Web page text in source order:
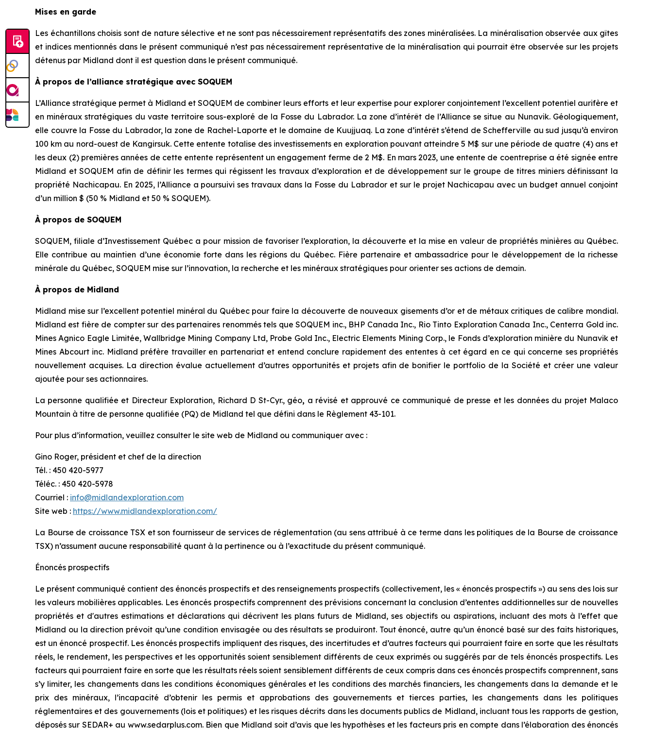
Mises en garde
Les échantillons choisis sont de nature sélective et ne sont pas nécessairement représentatifs des zones minéralisées. La minéralisation observée aux gîtes
et indices mentionnés dans le présent communiqué n’est pas nécessairement représentative de la minéralisation qui pourrait être observée sur les projets
détenus par Midland dont il est question dans le présent communiqué.
À propos de l’alliance stratégique avec SOQUEM
L’Alliance stratégique permet à Midland et SOQUEM de combiner leurs efforts et leur expertise pour explorer conjointement l’excellent potentiel aurifère et
en minéraux stratégiques du vaste territoire sous-exploré de la Fosse du Labrador. La zone d’intérêt de l’Alliance se situe au Nunavik. Géologiquement,
elle couvre la Fosse du Labrador, la zone de Rachel-Laporte et le domaine de Kuujjuaq. La zone d’intérêt s’étend de Schefferville au sud jusqu’à environ
100 km au nord-ouest de Kangirsuk. Cette entente totalise des investissements en exploration pouvant atteindre 5 M$ sur une période de quatre (4) ans et
les deux (2) premières années de cette entente représentent un engagement ferme de 2 M$. En mars 2023, une entente de coentreprise a été signée entre
Midland et SOQUEM afin de définir les termes qui régissent les travaux d’exploration et de développement sur le groupe de titres miniers définissant la
propriété Nachicapau. En 2025, l’Alliance a poursuivi ses travaux dans la Fosse du Labrador et sur le projet Nachicapau avec un budget annuel conjoint
d’un million $ (50 % Midland et 50 % SOQUEM).
À propos de SOQUEM
SOQUEM, filiale d’Investissement Québec a pour mission de favoriser l’exploration, la découverte et la mise en valeur de propriétés minières au Québec.
Elle contribue au maintien d’une économie forte dans les régions du Québec. Fière partenaire et ambassadrice pour le développement de la richesse
minérale du Québec, SOQUEM mise sur l’innovation, la recherche et les minéraux stratégiques pour orienter ses actions de demain.
À propos de Midland
Midland mise sur l’excellent potentiel minéral du Québec pour faire la découverte de nouveaux gisements d’or et de métaux critiques de calibre mondial.
Midland est fière de compter sur des partenaires renommés tels que SOQUEM inc., BHP Canada Inc., Rio Tinto Exploration Canada Inc., Centerra Gold inc.
Mines Agnico Eagle Limitée, Wallbridge Mining Company Ltd, Probe Gold Inc., Electric Elements Mining Corp., le Fonds d’exploration minière du Nunavik et
Mines Abcourt inc. Midland préfère travailler en partenariat et entend conclure rapidement des ententes à cet égard en ce qui concerne ses propriétés
nouvellement acquises. La direction évalue actuellement d’autres opportunités et projets afin de bonifier le portfolio de la Société et créer une valeur
ajoutée pour ses actionnaires.
La personne qualifiée et Directeur Exploration, Richard D St-Cyr., géo, a révisé et approuvé ce communiqué de presse et les données du projet Malaco
Mountain à titre de personne qualifiée (PQ) de Midland tel que défini dans le Règlement 43-101.
Pour plus d’information, veuillez consulter le site web de Midland ou communiquer avec :
Gino Roger, président et chef de la direction
Tél. : 450 420-5977
Téléc. : 450 420-5978
Courriel : info@midlandexploration.com
Site web : https://www.midlandexploration.com/
La Bourse de croissance TSX et son fournisseur de services de réglementation (au sens attribué à ce terme dans les politiques de la Bourse de croissance
TSX) n’assument aucune responsabilité quant à la pertinence ou à l’exactitude du présent communiqué.
Énoncés prospectifs
Le présent communiqué contient des énoncés prospectifs et des renseignements prospectifs (collectivement, les « énoncés prospectifs ») au sens des lois sur
les valeurs mobilières applicables. Les énoncés prospectifs comprennent des prévisions concernant la conclusion d’ententes additionnelles sur de nouvelles
propriétés et d'autres estimations et déclarations qui décrivent les plans futurs de Midland, ses objectifs ou aspirations, incluant des mots à l’effet que
Midland ou la direction prévoit qu’une condition envisagée ou des résultats se produiront. Tout énoncé, autre qu’un énoncé basé sur des faits historiques,
est un énoncé prospectif. Les énoncés prospectifs impliquent des risques, des incertitudes et d’autres facteurs qui pourraient faire en sorte que les résultats
réels, le rendement, les perspectives et les opportunités soient sensiblement différents de ceux exprimés ou suggérés par de tels énoncés prospectifs. Les
facteurs qui pourraient faire en sorte que les résultats réels soient sensiblement différents de ceux compris dans ces énoncés prospectifs comprennent, sans
s’y limiter, les changements dans les conditions économiques générales et les conditions des marchés financiers, les changements dans la demande et le
prix des minéraux, l’incapacité d’obtenir les permis et approbations des gouvernements et tierces parties, les changements dans les politiques
réglementaires et des gouvernements (lois et politiques) et les risques décrits dans les documents publics de Midland, incluant tous les rapports de gestion,
déposés sur SEDAR+ au www.sedarplus.com. Bien que Midland soit d’avis que les hypothèses et les facteurs pris en compte dans l’élaboration des énoncés